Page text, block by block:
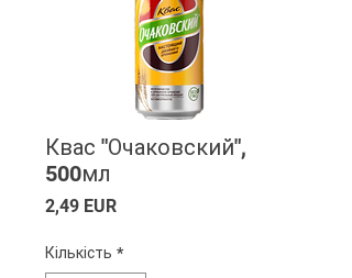
Квас "Очаковский",
500мл
2,49 EURЦіна
Кількість *